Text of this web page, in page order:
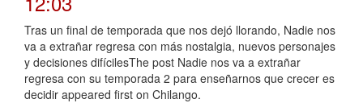
Tras un final de temporada que nos dejó llorando, Nadie nos
va a extrañar regresa con más nostalgia, nuevos personajes
y decisiones difícilesThe post Nadie nos va a extrañar
regresa con su temporada 2 para enseñarnos que crecer es
decidir appeared first on Chilango.